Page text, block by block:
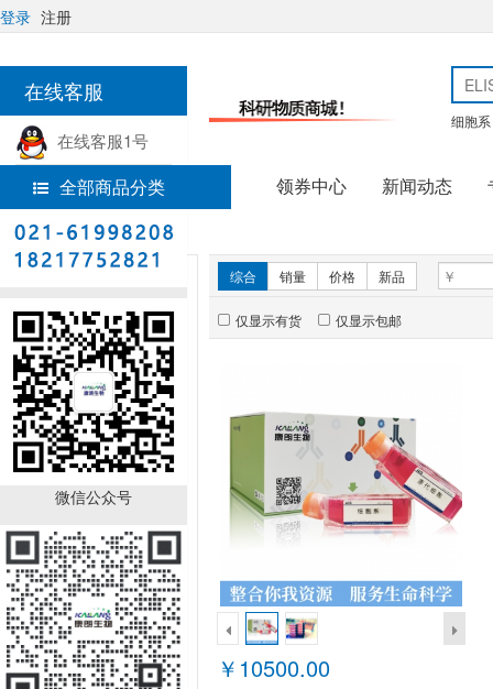
在线客服
在线客服1号
热线电话
微信公众号
登录 注册
细胞系
全部商品分类 领券中心 新闻动态
首页
实验试剂
新品推荐
大鼠附睾上皮细胞 KL-
￥4080.00
已有0人购买
销量排行
综合 销量 价格 新品
仅显示有货 仅显示包邮
￥10500.00